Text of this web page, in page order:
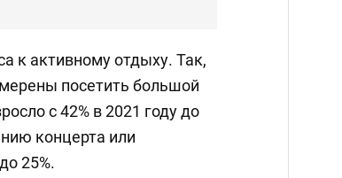
к активному отдыху. Так,
посетить большой
с 42% в 2021 году до
концерта или
25%.